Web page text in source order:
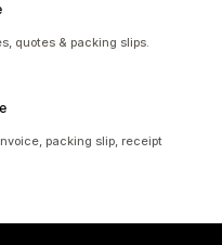
quotes & packing slips.
packing slip, receipt